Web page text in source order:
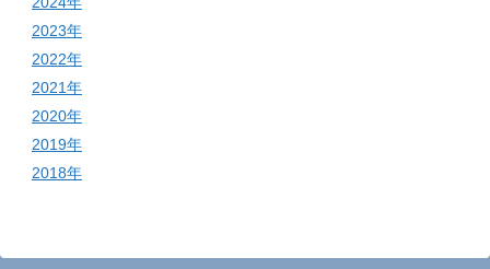
2023年
2022年
2021年
2020年
2019年
2018年